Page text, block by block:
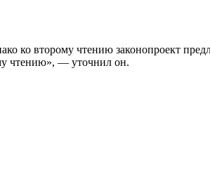
ко второму чтению законопроект
чтению», — уточнил он.